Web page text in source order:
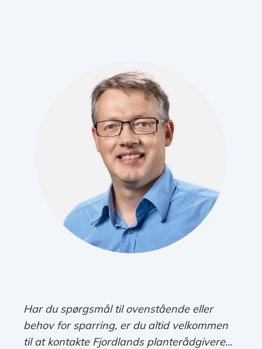
Har du spørgsmål til ovenstående eller
behov for sparring, er du altid velkommen
til at kontakte Fjordlands planterådgivere...